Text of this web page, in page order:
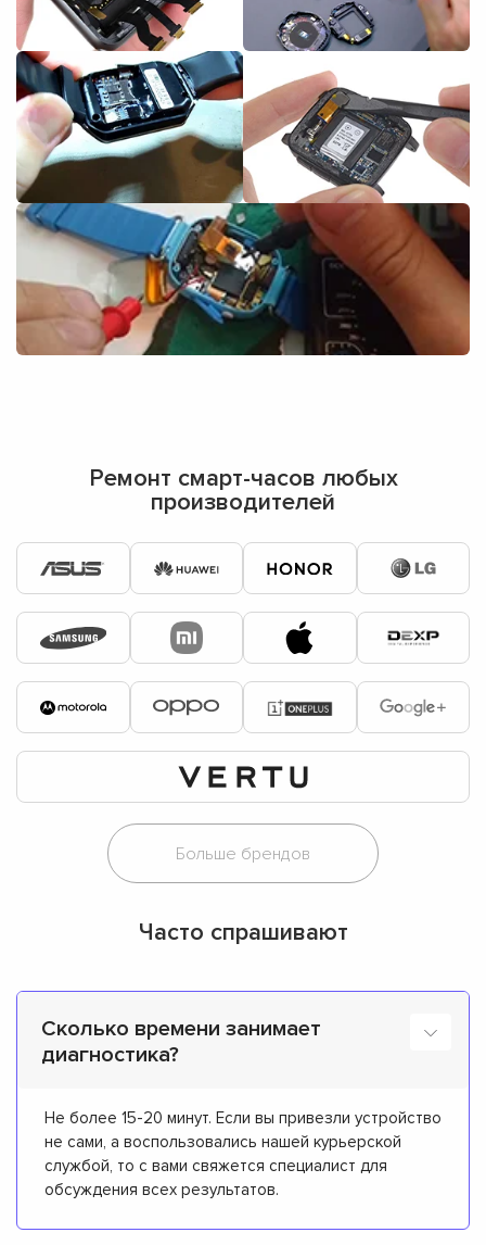
Ремонт смарт-часов любых
производителей
Часто спрашивают
Сколько времени занимает
диагностика?
Не более 15-20 минут. Если вы привезли устройство
не сами, а воспользовались нашей курьерской
службой, то с вами свяжется специалист для
обсуждения всех результатов.